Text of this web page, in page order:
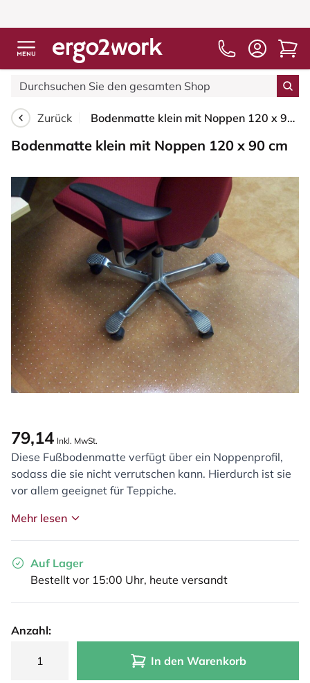
Zurück Bodenmatte klein mit Noppen 120 x 90 cm
Bodenmatte klein mit Noppen 120 x 90 cm
79,14 Inkl. MwSt.
Diese Fußbodenmatte verfügt über ein Noppenprofil,
sodass die sie nicht verrutschen kann. Hierdurch ist sie
vor allem geeignet für Teppiche.
Mehr lesen
Auf Lager
Bestellt vor 15:00 Uhr, heute versandt
Anzahl:
In den Warenkorb